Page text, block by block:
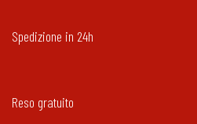
Spedizione in 24h
Reso gratuito